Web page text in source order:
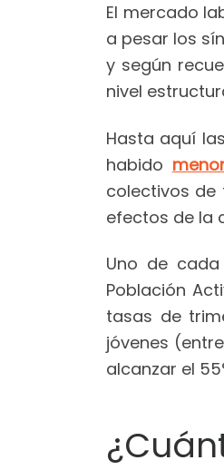
El mercado
a pesar los
y según
nivel
Hasta aquí
habido
colectivos de
efectos de la
Uno de
Población
tasas de
jóvenes
alcanzar el